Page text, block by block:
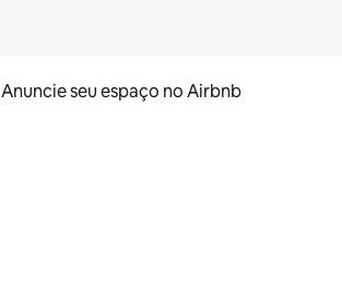
Anuncie seu espaço no Airbnb